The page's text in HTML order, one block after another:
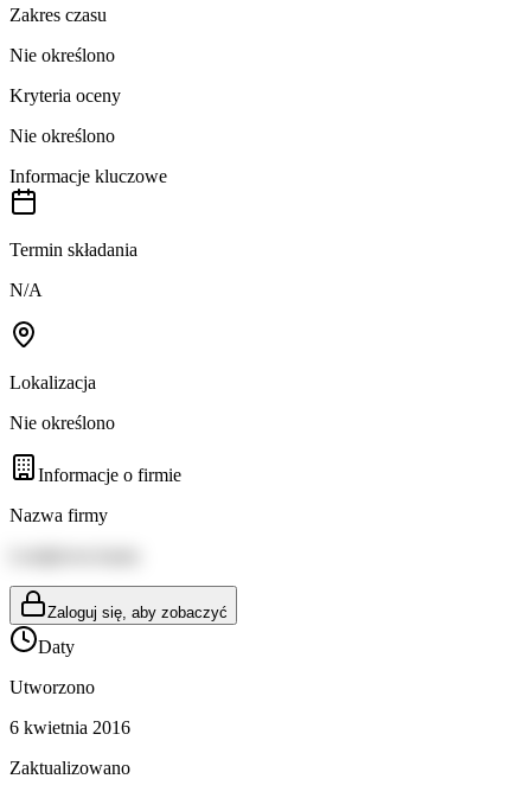
Zakres czasu
Nie określono
Kryteria oceny
Nie określono
Informacje kluczowe
Termin składania
N/A
Lokalizacja
Nie określono
Informacje o firmie
Nazwa firmy
Zaloguj się, aby zobaczyć
Daty
Utworzono
6 kwietnia 2016
Zaktualizowano